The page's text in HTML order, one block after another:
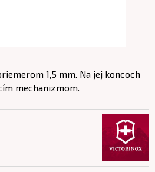
1,5 mm. Na jej koncoch
mechanizmom.